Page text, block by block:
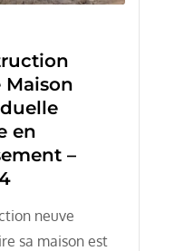
Maison
en
–
neuve
sa maison est